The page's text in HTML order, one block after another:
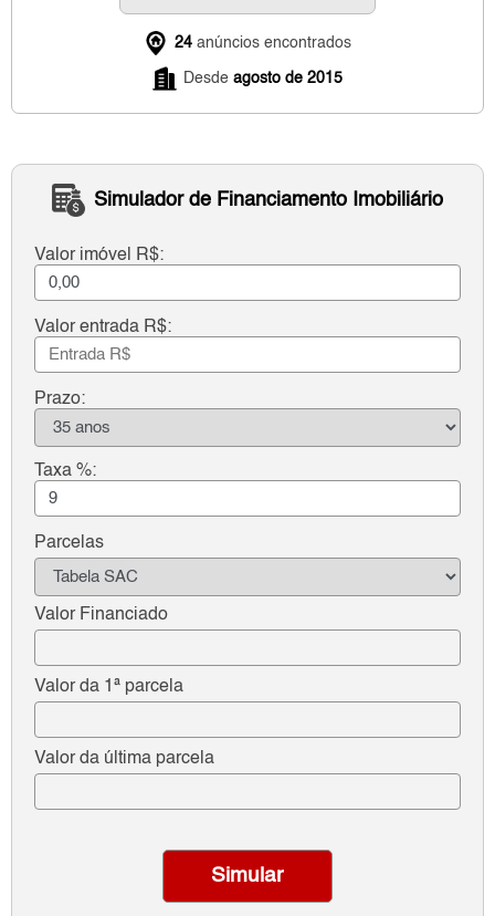
24 anúncios encontrados
Desde agosto de 2015
Simulador de Financiamento Imobiliário
Valor imóvel R$:
Valor entrada R$:
Prazo:
Taxa %:
Parcelas
Valor Financiado
Valor da 1ª parcela
Valor da última parcela
Simular